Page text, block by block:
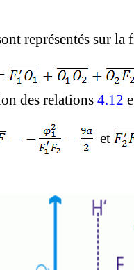
représentés sur
des relations 4.12
et